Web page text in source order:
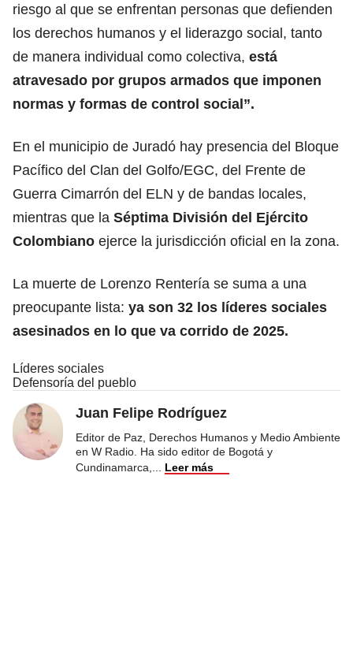
riesgo al que se enfrentan personas que defienden
los derechos humanos y el liderazgo social, tanto
de manera individual como colectiva, está
atravesado por grupos armados que imponen
normas y formas de control social”.
En el municipio de Juradó hay presencia del Bloque
Pacífico del Clan del Golfo/EGC, del Frente de
Guerra Cimarrón del ELN y de bandas locales,
mientras que la Séptima División del Ejército
Colombiano ejerce la jurisdicción oficial en la zona.
La muerte de Lorenzo Rentería se suma a una
preocupante lista: ya son 32 los líderes sociales
asesinados en lo que va corrido de 2025.
Líderes sociales
Defensoría del pueblo
Juan Felipe Rodríguez
Editor de Paz, Derechos Humanos y Medio Ambiente
en W Radio. Ha sido editor de Bogotá y
Cundinamarca,
Leer más